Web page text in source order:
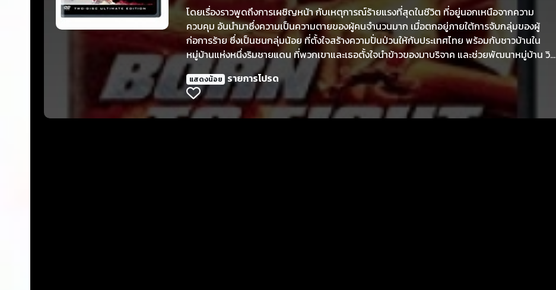
โดยเรื่องราวพูดถึงการเผชิญหน้า กับเหตุการณ์ร้ายแรงที่สุดในชีวิต ที่อยู่นอกเหนือจากความ
ควบคุม อันนำมาซึ่งความเป็นความตายของผู้คนจำนวนมาก เมื่อตกอยู่ภายใต้การจับกลุ่มของผู้
ก่อการร้าย ซึ่งเป็นชนกลุ่มน้อย ที่ตั้งใจสร้างความปั่นป่วนให้กับประเทศไทย พร้อมกับชาวบ้านใน
หมู่บ้านแห่งหนึ่งริมชายแดน ที่พวกเขาและเธอตั้งใจนำข้าวของมาบริจาค และช่วยพัฒนาหมู่บ้าน วิธี
เดียวที่จะรักษาชีวิตของพวกพ้องและชาวบ้าน คือต้องนำเอาความสามารถเฉพาะตัวทางด้านกีฬาใน
แต่ละประเภท มาผสมผสานในการต่อสู้ด้วยมือเปล่า โดยมีเงื่อนไขของเวลา ในการแก้ไขปัญหาเฉพาะ
หน้าที่เกิดขึ้นให้ได้
แสดงน้อย รายการโปรด